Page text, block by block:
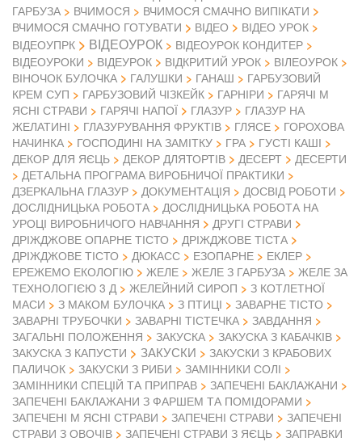
ГАРБУЗА
ВЧИМОСЯ
ВЧИМОСЯ СМАЧНО ВИПІКАТИ
ВЧИМОСЯ СМАЧНО ГОТУВАТИ
ВІДЕО
ВІДЕО УРОК
ВІДЕОУПРК
ВІДЕОУРОК
ВІДЕОУРОК КОНДИТЕР
ВІДЕОУРОКИ
ВІДЕУРОК ВІДКРИТИЙ УРОК
ВІЛЕОУРОК
ВІНОЧОК БУЛОЧКА
ГАЛУШКИ ГАНАШ
ГАРБУЗОВИЙ
КРЕМ СУП
ГАРБУЗОВИЙ ЧІЗКЕЙК ГАРНІРИ
ГАРЯЧІ М
ЯСНІ СТРАВИ
ГАРЯЧІ НАПОЇ ГЛАЗУР
ГЛАЗУР НА
ЖЕЛАТИНІ
ГЛАЗУРУВАННЯ ФРУКТІВ ГЛЯСЕ
ГОРОХОВА
НАЧИНКА
ГОСПОДИНІ НА ЗАМІТКУ ГРА
ГУСТІ КАШІ
ДЕКОР ДЛЯ ЯЄЦЬ
ДЕКОР ДЛЯТОРТІВ ДЕСЕРТ
ДЕСЕРТИ
ДЕТАЛЬНА ПРОГРАМА ВИРОБНИЧОЇ ПРАКТИКИ
ДЗЕРКАЛЬНА ГЛАЗУР
ДОКУМЕНТАЦІЯ
ДОСВІД РОБОТИ
ДОСЛІДНИЦЬКА РОБОТА
ДОСЛІДНИЦЬКА РОБОТА НА
УРОЦІ ВИРОБНИЧОГО НАВЧАННЯ
ДРУГІ СТРАВИ
ДРІЖДЖОВЕ ОПАРНЕ ТІСТО
ДРІЖДЖОВЕ ТІСТА
ДРІЖДЖОВЕ ТІСТО
ДЮКАСС ЕЗОПАРНЕ
ЕКЛЕР
ЕРЕЖЕМО ЕКОЛОГІЮ
ЖЕЛЕ ЖЕЛЕ З ГАРБУЗА
ЖЕЛЕ ЗА
ТЕХНОЛОГІЄЮ 3 Д
ЖЕЛЕЙНИЙ СИРОП
З КОТЛЕТНОЇ
МАСИ
З МАКОМ БУЛОЧКА З ПТИЦІ
ЗАВАРНЕ ТІСТО
ЗАВАРНІ ТРУБОЧКИ
ЗАВАРНІ ТІСТЕЧКА
ЗАВДАННЯ
ЗАГАЛЬНІ ПОЛОЖЕННЯ
ЗАКУСКА
ЗАКУСКА З КАБАЧКІВ
ЗАКУСКА З КАПУСТИ
ЗАКУСКИ
ЗАКУСКИ З КРАБОВИХ
ПАЛИЧОК
ЗАКУСКИ З РИБИ
ЗАМІННИКИ СОЛІ
ЗАМІННИКИ СПЕЦІЙ ТА ПРИПРАВ
ЗАПЕЧЕНІ БАКЛАЖАНИ
ЗАПЕЧЕНІ БАКЛАЖАНИ З ФАРШЕМ ТА ПОМІДОРАМИ
ЗАПЕЧЕНІ М ЯСНІ СТРАВИ
ЗАПЕЧЕНІ СТРАВИ
ЗАПЕЧЕНІ
СТРАВИ З ОВОЧІВ
ЗАПЕЧЕНІ СТРАВИ З ЯЄЦЬ
ЗАПРАВКИ